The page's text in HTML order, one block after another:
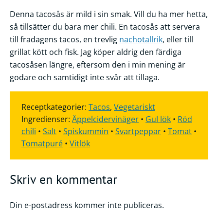
Denna tacosås är mild i sin smak. Vill du ha mer hetta,
så tillsätter du bara mer chili. En tacosås att servera
till fradagens tacos, en trevlig nachotallrik, eller till
grillat kött och fisk. Jag köper aldrig den färdiga
tacosåsen längre, eftersom den i min mening är
godare och samtidigt inte svår att tillaga.
Receptkategorier: Tacos, Vegetariskt
Ingredienser: Äppelcidervinäger • Gul lök • Röd
chili • Salt • Spiskummin • Svartpeppar • Tomat •
Tomatpuré • Vitlök
Skriv en kommentar
Din e-postadress kommer inte publiceras.